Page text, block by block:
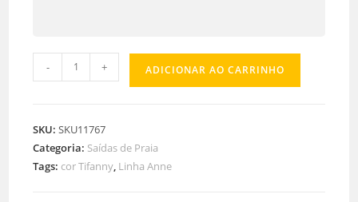
- + ADICIONAR AO CARRINHO
SKU:SKU11767
Categoria: Saídas de Praia
Tags: cor Tifanny Linha Anne